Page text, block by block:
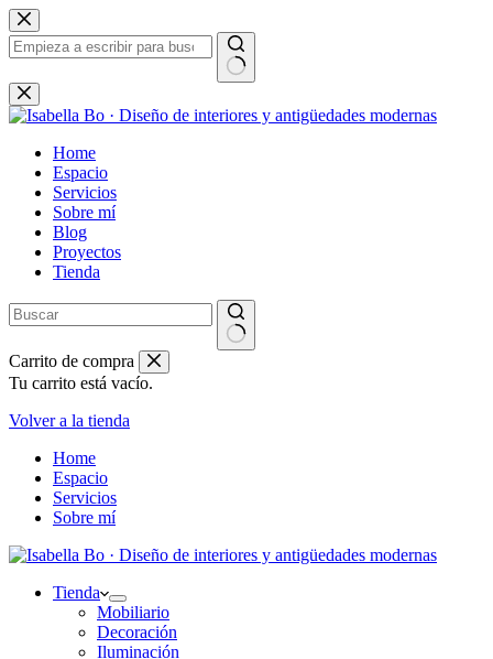
Saltar
al
contenido
Sin
resultados
Home
Espacio
Servicios
Sobre mí
Blog
Proyectos
Tienda
Carrito de compra
Tu carrito está vacío.
Volver a la tienda
Home
Espacio
Servicios
Sobre mí
Tienda
Mobiliario
Decoración
Iluminación